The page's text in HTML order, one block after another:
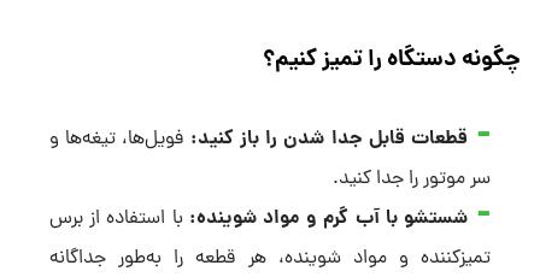
چگونه دستگاه را تمیز کنیم؟
قطعات قابل جدا شدن را باز کنید: فویل‌ها، تیغه‌ها و
سر موتور را جدا کنید.
شستشو با آب گرم و مواد شوینده: با استفاده از برس
تمیزکننده و مواد شوینده، هر قطعه را به‌طور جداگانه